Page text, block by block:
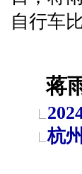
自行车
蒋雨
杭